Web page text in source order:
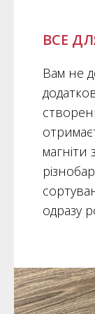
ВСЕ
Вам не
одразу